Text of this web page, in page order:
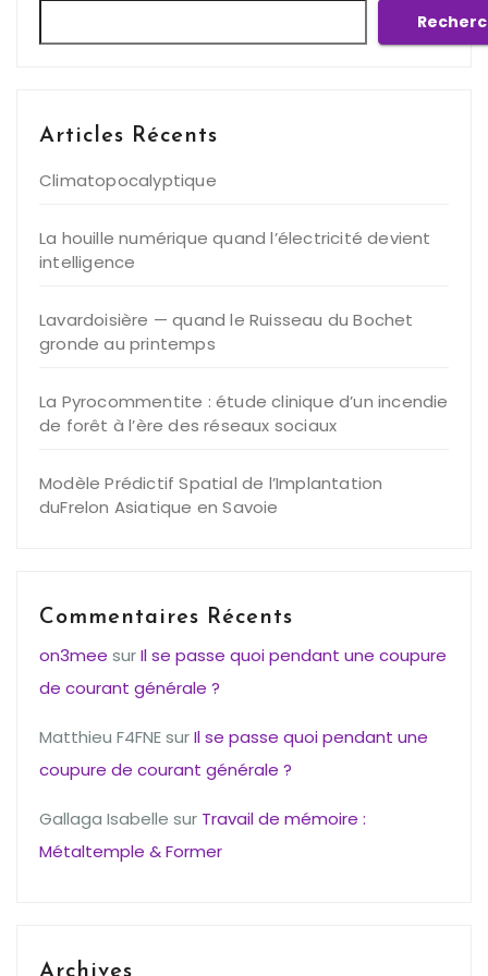
Articles Récents
Climatopocalyptique
La houille numérique quand l’électricité devient
intelligence
Lavardoisière — quand le Ruisseau du Bochet
gronde au printemps
La Pyrocommentite : étude clinique d’un incendie
de forêt à l’ère des réseaux sociaux
Modèle Prédictif Spatial de l’Implantation
duFrelon Asiatique en Savoie
Commentaires Récents
on3mee surIl se passe quoi pendant une coupure
de courant générale ?
Matthieu F4FNEsurIl se passe quoi pendant une
coupure de courant générale ?
Gallaga Isabelle sur Travail de mémoire :
Métaltemple & Former